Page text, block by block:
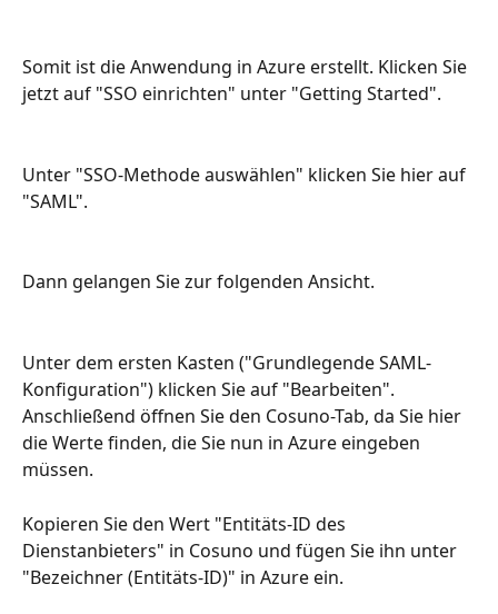
Somit ist die Anwendung in Azure erstellt. Klicken Sie
jetzt auf "SSO einrichten" unter "Getting Started".
Unter "SSO-Methode auswählen" klicken Sie hier auf
"SAML".
Dann gelangen Sie zur folgenden Ansicht.
Unter dem ersten Kasten ("Grundlegende SAML-
Konfiguration") klicken Sie auf "Bearbeiten".
Anschließend öffnen Sie den Cosuno-Tab, da Sie hier
die Werte finden, die Sie nun in Azure eingeben
müssen.
Kopieren Sie den Wert "Entitäts-ID des
Dienstanbieters" in Cosuno und fügen Sie ihn unter
"Bezeichner (Entitäts-ID)" in Azure ein.